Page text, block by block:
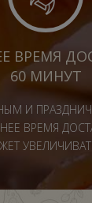
ВРЕМЯ
60 МИНУТ
И
ВРЕМЯ